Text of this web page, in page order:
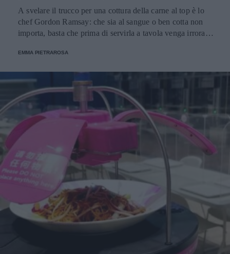
A svelare il trucco per una cottura della carne al top è lo
chef Gordon Ramsay: che sia al sangue o ben cotta non
importa, basta che prima di servirla a tavola venga irrorata
EMMA PIETRAROSA